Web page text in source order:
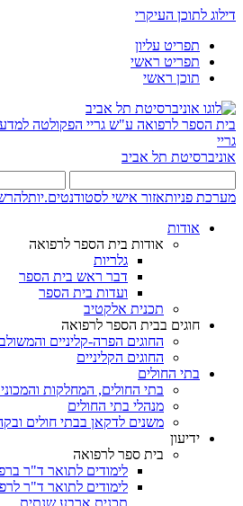
דילוג לתוכן העיקרי
תפריט עליון
תפריט ראשי
תוכן ראשי
בית הספר לרפואה ע"ש גריי הפקולטה
גריי
אוניברסיטת תל אביב
מערכת פניותאזור אישי לסטודנטים.יות
אודות
אודות בית הספר לרפואה
גלריות
דבר ראש בית הספר
ועדות בית הספר
תכנית אלקטיב
חוגים בבית הספר לרפואה
החוגים הפרה-קליניים
החוגים הקליניים
בתי החולים
בתי החולים, המחלקות
מנהלי בתי החולים
משנים לדקאן בבתי חולים
ידיעון
בית ספר לרפואה
לימודים לתואר ד"ר
לימודים לתואר ד"ר
תכנית ארבע שנתית